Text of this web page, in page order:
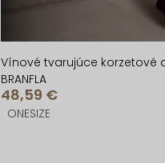
Vínové tvarujúce korzetové
BRANFLA
48,59 €
ONESIZE